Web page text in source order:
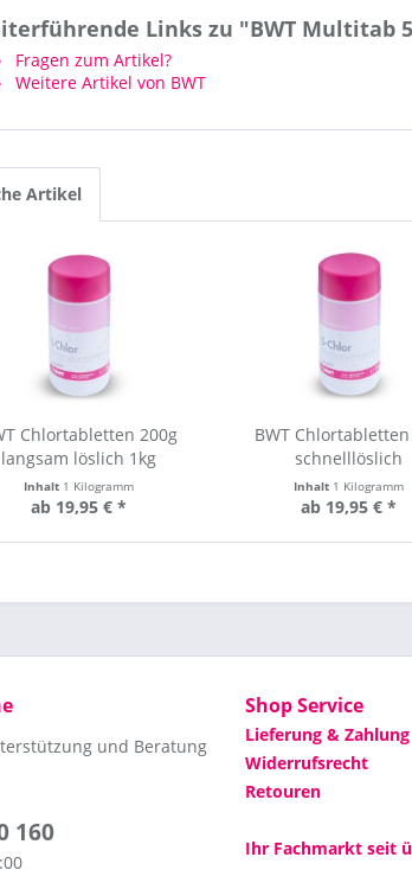
Links zu "BWT Multitab
Fragen zum Artikel?
Weitere Artikel von BWT
Artikel
Chlortabletten 200g
langsam löslich 1kg
Inhalt 1 Kilogramm
ab 19,95 € *
BWT
schnelllöslich
Inhalt 1 Kilogramm
ab 19,95 € *
und Beratung
160
Shop Service
Lieferung & Zahlung
Widerrufsrecht
Retouren
Ihr Fachmarkt seit